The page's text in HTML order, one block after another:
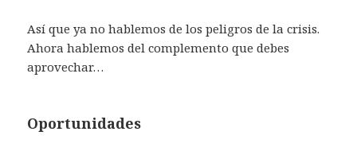
Así que ya no hablemos de los peligros de la crisis.
Ahora hablemos del complemento que debes
aprovechar…
Oportunidades